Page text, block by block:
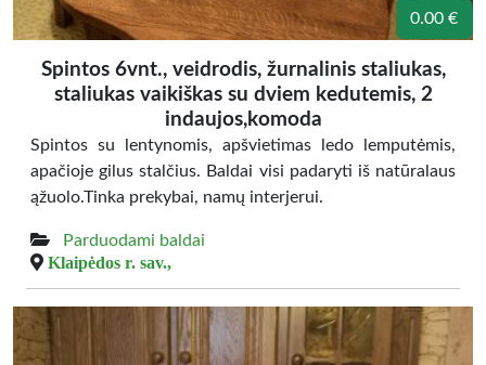
0.00 €
Spintos 6vnt., veidrodis, žurnalinis staliukas,
staliukas vaikiškas su dviem kedutemis, 2
indaujos,komoda
Spintos su lentynomis, apšvietimas ledo lemputėmis,
apačioje gilus stalčius. Baldai visi padaryti iš natūralaus
ąžuolo.Tinka prekybai, namų interjerui.
Parduodami baldai
Klaipėdos r. sav.,